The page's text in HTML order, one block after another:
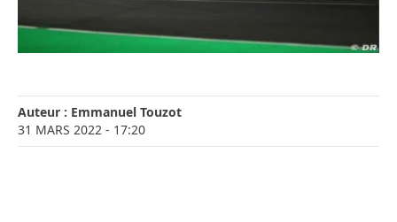
Auteur : Emmanuel Touzot
31 MARS 2022 - 17:20